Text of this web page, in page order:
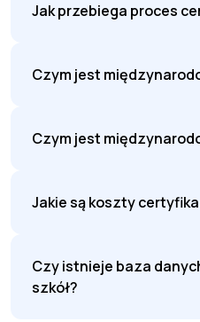
Jak przebiega proces
Czym jest
Czym jest
Jakie są koszty
Czy istnieje baza
szkół?